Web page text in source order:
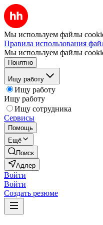
Мы используем файлы
Правила использования
Мы используем файлы
Понятно
Ищу работу
Ищу работу
Ищу работу
Ищу сотрудника
Сервисы
Помощь
Ещё
Поиск
Адлер
Войти
Войти
Создать резюме